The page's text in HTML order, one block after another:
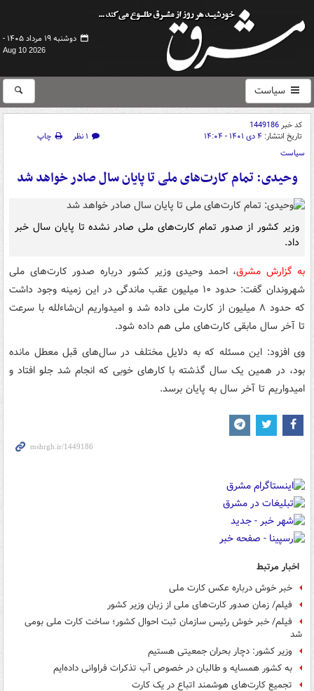
دوشنبه ۱۹ مرداد ۱۴۰۵ -
Aug 10 2026
سیاست
کد خبر1449186
تاریخ انتشار: ۴ دی ۱۴۰۱ - ۱۴:۰۴ ۱ نظر
چاپ
سیاست
وحیدی: تمام کارت‌های ملی تا پایان سال صادر خواهد شد
وزیر کشور از صدور تمام کارت‌های ملی صادر نشده تا پایان سال خبر
داد.
به گزارش مشرق، احمد وحیدی وزیر کشور درباره صدور کارت‌های ملی
شهروندان گفت: حدود ۱۰ میلیون عقب ماندگی در این زمینه وجود داشت
که حدود ۸ میلیون از کارت ملی داده شد و امیدواریم ان‌شاءلله با سرعت
تا آخر سال مابقی کارت‌های ملی هم داده شود.
وی افزود: این مسئله که به دلایل مختلف در سال‌های قبل معطل مانده
بود، در همین یک سال گذشته با کارهای خوبی که انجام شد جلو افتاد و
امیدواریم تا آخر سال به پایان برسد.
اخبار مرتبط
خبر خوش درباره عکس کارت ملی
فیلم/ زمان صدور کارت‌های ملی از زبان وزیر کشور
فیلم/ خبر خوش رئیس سازمان ثبت احوال کشور؛ ساخت کارت ملی بومی
شد
وزیر کشور: دچار بحران جمعیتی هستیم
به کشور همسایه و طالبان در خصوص آب تذکرات فراوانی داده‌ایم
تجمیع کارت‌های هوشمند اتباع در یک کارت